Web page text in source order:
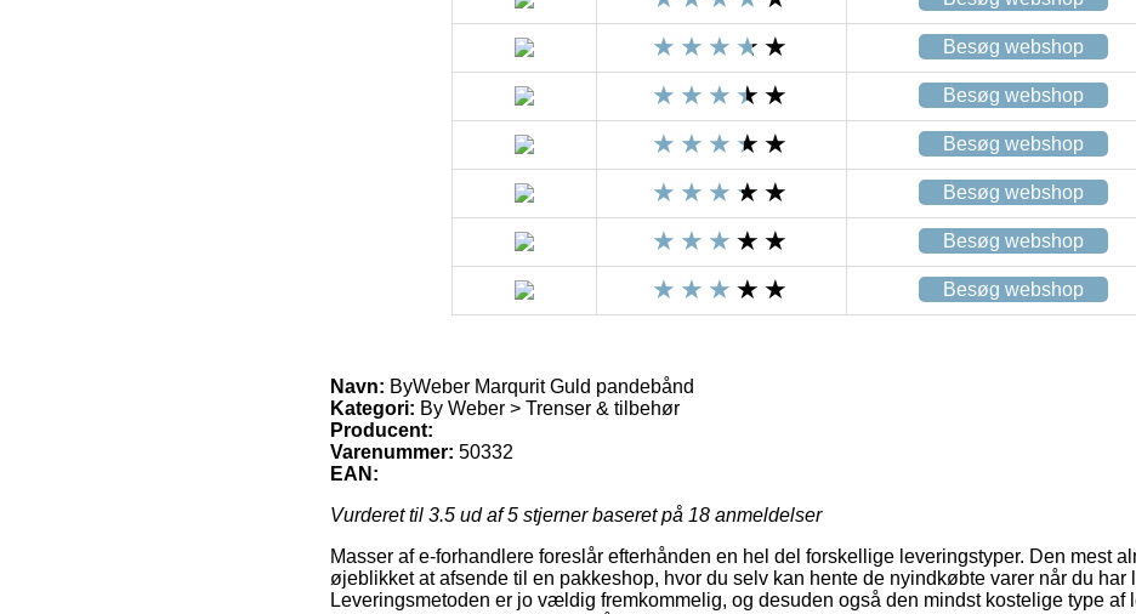
Besøg webshop
Besøg webshop
Besøg webshop
Besøg webshop
Besøg webshop
Besøg webshop
Navn: ByWeber Marqurit Guld pandebånd
Kategori: By Weber > Trenser & tilbehør
Producent:
Varenummer: 50332
EAN:
Vurderet til 3.5 ud af 5 stjerner baseret på 18 anmeldelser
Masser af e-forhandlere foreslår efterhånden en hel del forskellige leveringstyper. Den mest
øjeblikket at afsende til en pakkeshop, hvor du selv kan hente de nyindkøbte varer når du har
Leveringsmetoden er jo vældig fremkommelig, og desuden også den mindst kostelige type af